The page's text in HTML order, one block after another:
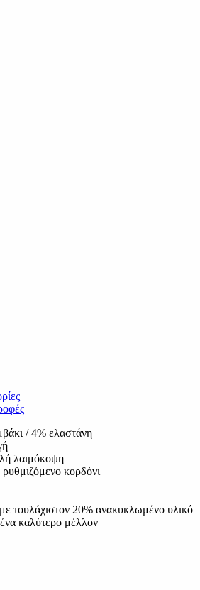
/ 4% ελαστάνη
λαιμόκοψη
κορδόνι
τουλάχιστον 20% ανακυκλωμένο υλικό
καλύτερο μέλλον